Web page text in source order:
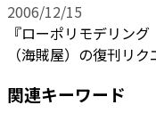
2006/12/15
『ローポリモデリン
（海賊屋）の復刊リ
関連キーワード